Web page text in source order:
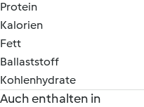
Protein
Kalorien
Fett
Ballaststoff
Kohlenhydrate
Auch enthalten in